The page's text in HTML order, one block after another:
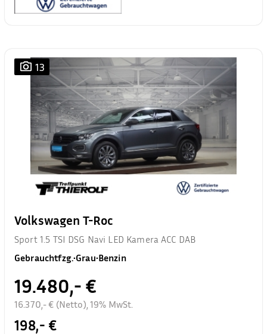
13
Volkswagen T-Roc
Sport 1.5 TSI DSG Navi LED Kamera ACC DAB
Gebrauchtfzg.•Grau•Benzin
19.480,- €
16.370,- € (Netto), 19% MwSt.
198,- €